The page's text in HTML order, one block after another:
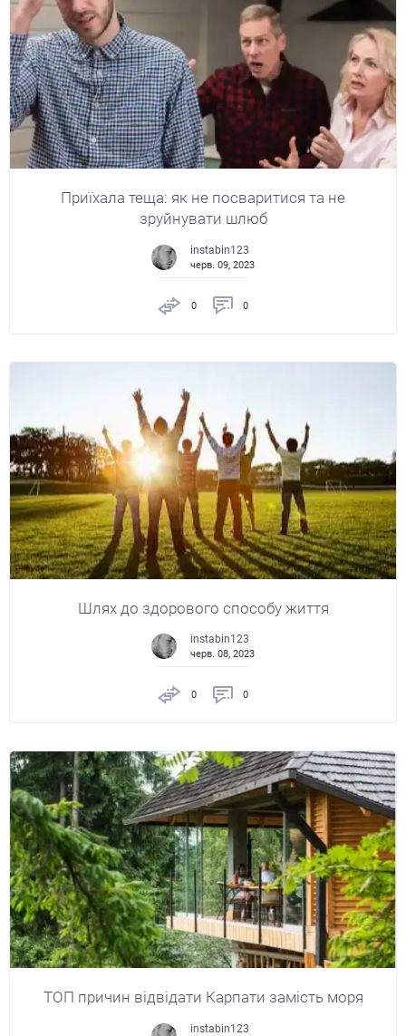
Приїхала теща: як не посваритися та не
зруйнувати шлюб
instabin123
черв. 09, 2023
0 0
Шлях до здорового способу життя
instabin123
черв. 08, 2023
0 0
ТОП причин відвідати Карпати замість моря
instabin123